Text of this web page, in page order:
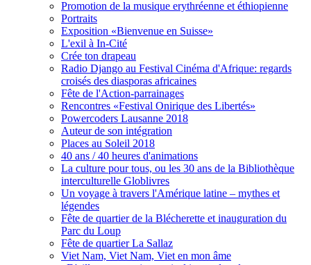
Promotion de la musique erythréenne et éthiopienne
Portraits
Exposition «Bienvenue en Suisse»
L'exil à In-Cité
Crée ton drapeau
Radio Django au Festival Cinéma d'Afrique: regards
croisés des diasporas africaines
Fête de l'Action-parrainages
Rencontres «Festival Onirique des Libertés»
Powercoders Lausanne 2018
Auteur de son intégration
Places au Soleil 2018
40 ans / 40 heures d'animations
La culture pour tous, ou les 30 ans de la Bibliothèque
interculturelle Globlivres
Un voyage à travers l'Amérique latine – mythes et
légendes
Fête de quartier de la Blécherette et inauguration du
Parc du Loup
Fête de quartier La Sallaz
Viet Nam, Viet Nam, Viet en mon âme